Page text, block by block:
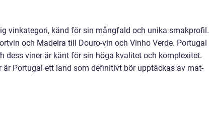
vinkategori, känd för sin mångfald och unika smakprofil.
och Madeira till Douro-vin och Vinho Verde. Portugal
dess viner är känt för sin höga kvalitet och komplexitet.
Portugal ett land som definitivt bör upptäckas av mat-